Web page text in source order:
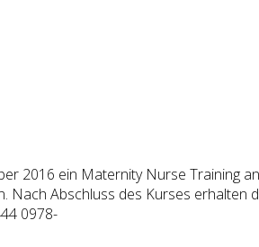
2016 ein Maternity Nurse Training
Nach Abschluss des Kurses
0978-